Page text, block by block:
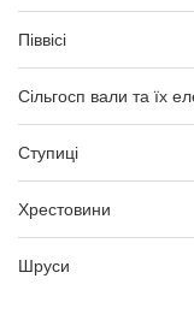
Піввісі
Сільгосп вали та їх
Ступиці
Хрестовини
Шруси